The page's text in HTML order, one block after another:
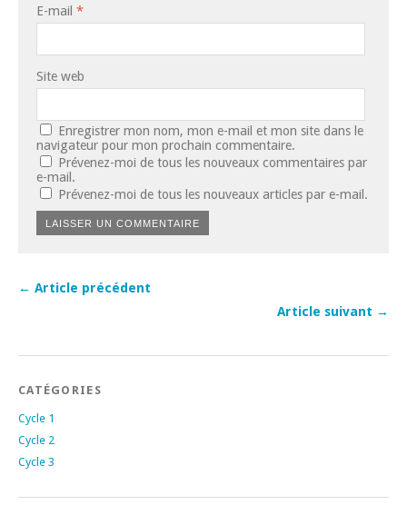
E-mail *
Site web
Enregistrer mon nom, mon e-mail et mon site dans le
navigateur pour mon prochain commentaire.
Prévenez-moi de tous les nouveaux commentaires par
e-mail.
Prévenez-moi de tous les nouveaux articles par e-mail.
← Article précédent
Article suivant →
CATÉGORIES
Cycle 1
Cycle 2
Cycle 3